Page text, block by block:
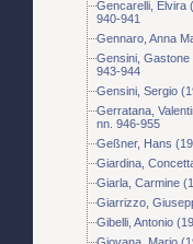
Gencarelli, Elvira
940-941
Gennaro, Anna
Gensini, Gastone
943-944
Gensini, Sergio
Gerratana,
nn. 946-955
Geßner, Hans
Giardina,
Giarla, Carmine
Giarrizzo,
Gibelli, Antonio
Giovana, Mario